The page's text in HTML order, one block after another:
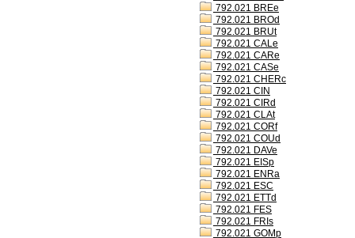
792.021 BREe
792.021 BROd
792.021 BRUt
792.021 CALe
792.021 CARe
792.021 CASe
792.021 CHERc
792.021 CIN
792.021 CIRd
792.021 CLAt
792.021 CORf
792.021 COUd
792.021 DAVe
792.021 EISp
792.021 ENRa
792.021 ESC
792.021 ETTd
792.021 FES
792.021 FRIs
792.021 GOMp